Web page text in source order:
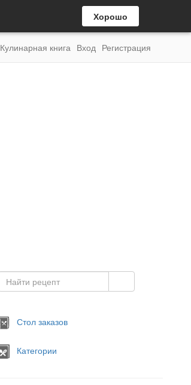
Хорошо
Кулинарная книга Вход Регистрация
Стол заказов
Категории